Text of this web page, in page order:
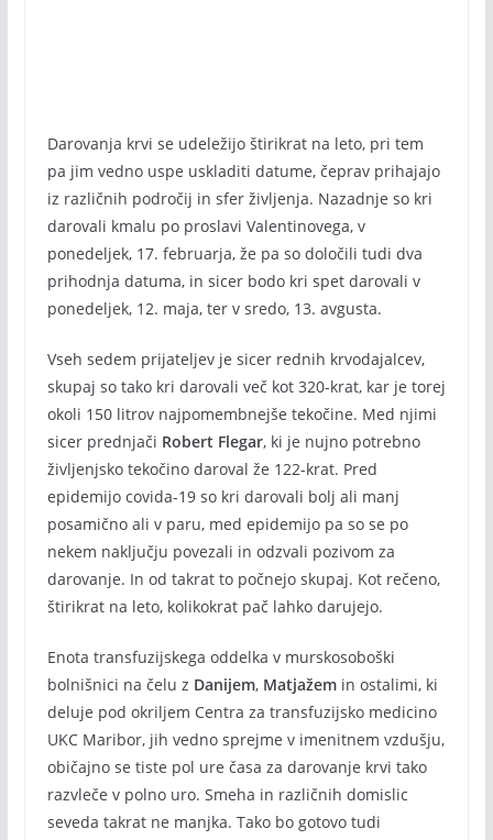
Darovanja krvi se udeležijo štirikrat na leto, pri tem
pa jim vedno uspe uskladiti datume, čeprav prihajajo
iz različnih področij in sfer življenja. Nazadnje so kri
darovali kmalu po proslavi Valentinovega, v
ponedeljek, 17. februarja, že pa so določili tudi dva
prihodnja datuma, in sicer bodo kri spet darovali v
ponedeljek, 12. maja, ter v sredo, 13. avgusta.
Vseh sedem prijateljev je sicer rednih krvodajalcev,
skupaj so tako kri darovali več kot 320-krat, kar je torej
okoli 150 litrov najpomembnejše tekočine. Med njimi
sicer prednjači Robert Flegar, ki je nujno potrebno
življenjsko tekočino daroval že 122-krat. Pred
epidemijo covida-19 so kri darovali bolj ali manj
posamično ali v paru, med epidemijo pa so se po
nekem naključju povezali in odzvali pozivom za
darovanje. In od takrat to počnejo skupaj. Kot rečeno,
štirikrat na leto, kolikokrat pač lahko darujejo.
Enota transfuzijskega oddelka v murskosoboški
bolnišnici na čelu z Danijem, Matjažemin ostalimi, ki
deluje pod okriljem Centra za transfuzijsko medicino
UKC Maribor, jih vedno sprejme v imenitnem vzdušju,
običajno se tiste pol ure časa za darovanje krvi tako
razvleče v polno uro. Smeha in različnih domislic
seveda takrat ne manjka. Tako bo gotovo tudi